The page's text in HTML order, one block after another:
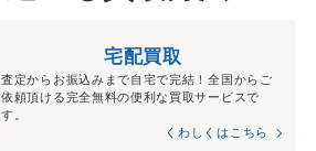
宅配買取
査定からお振込みまで自宅で完結！全国からご
依頼頂ける完全無料の便利な買取サービスで
す。
くわしくはこちら